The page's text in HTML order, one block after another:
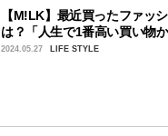
【M!LK】最近買ったファッ
は？「人生で1番高い買い物か
2024.05.27 LIFE STYLE